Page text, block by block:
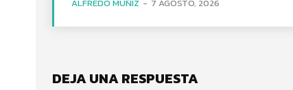
ALFREDO MUÑIZ - 7 AGOSTO, 2026
DEJA UNA RESPUESTA